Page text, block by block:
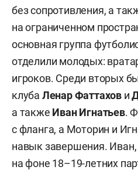
без сопротивления, а
на ограниченном
основная группа
отделили молодых:
игроков. Среди вторых
клуба Ленар Фаттахов и
а также Иван Игнатьев.
с фланга, а Моторин и
навык завершения.
на фоне 18–19-летних